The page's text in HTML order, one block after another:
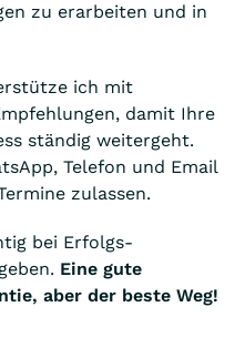
zu erarbeiten und in
ich mit
damit Ihre
ständig weitergeht.
Telefon und Email
zulassen.
bei Erfolgs-
Eine gute
aber der beste Weg!